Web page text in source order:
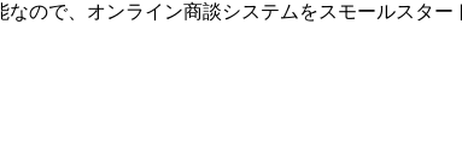
ので、オンライン商談システムをスモールスター